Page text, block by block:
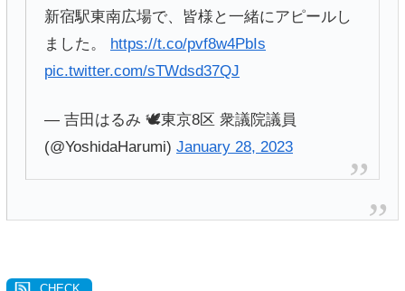
新宿駅東南広場で、皆様と一緒にアピールし
ました。
https://t.co/pvf8w4PbIs
pic.twitter.com/sTWdsd37QJ
— 吉田はるみ 🕊東京8区 衆議院議員
(@YoshidaHarumi) January 28, 2023